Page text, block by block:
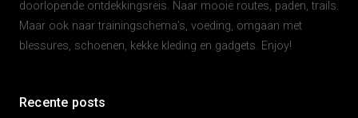
doorlopende ontdekkingsreis. Naar mooie routes, paden, trails.
Maar ook naar trainingschema’s, voeding, omgaan met
blessures, schoenen, kekke kleding en gadgets. Enjoy!
Recente posts